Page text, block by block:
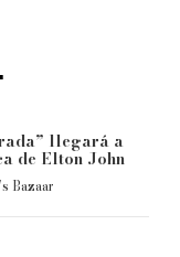
llegará a
de Elton John
Bazaar